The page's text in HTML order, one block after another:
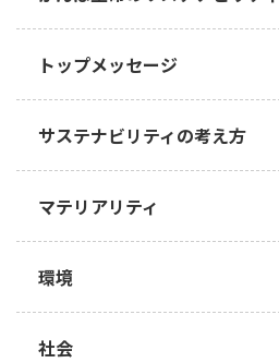
トップメッセージ
サステナビリティの考え方
マテリアリティ
マテリアリティ（重要課題）
環境
基本的な考え方
社会